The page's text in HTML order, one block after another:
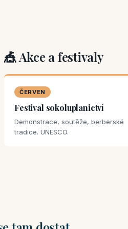
🎪 Akce a festivaly
ČERVEN
Festival sokoluplanictví
Demonstrace, soutěže, berberské
tradice. UNESCO.